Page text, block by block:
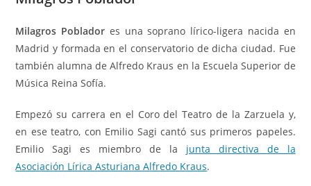
Milagros Poblador es una soprano lírico-ligera nacida en
Madrid y formada en el conservatorio de dicha ciudad. Fue
también alumna de Alfredo Kraus en la Escuela Superior de
Música Reina Sofía.
Empezó su carrera en el Coro del Teatro de la Zarzuela y,
en ese teatro, con Emilio Sagi cantó sus primeros papeles.
Emilio Sagi es miembro de la junta directiva de la
Asociación Lírica Asturiana Alfredo Kraus.